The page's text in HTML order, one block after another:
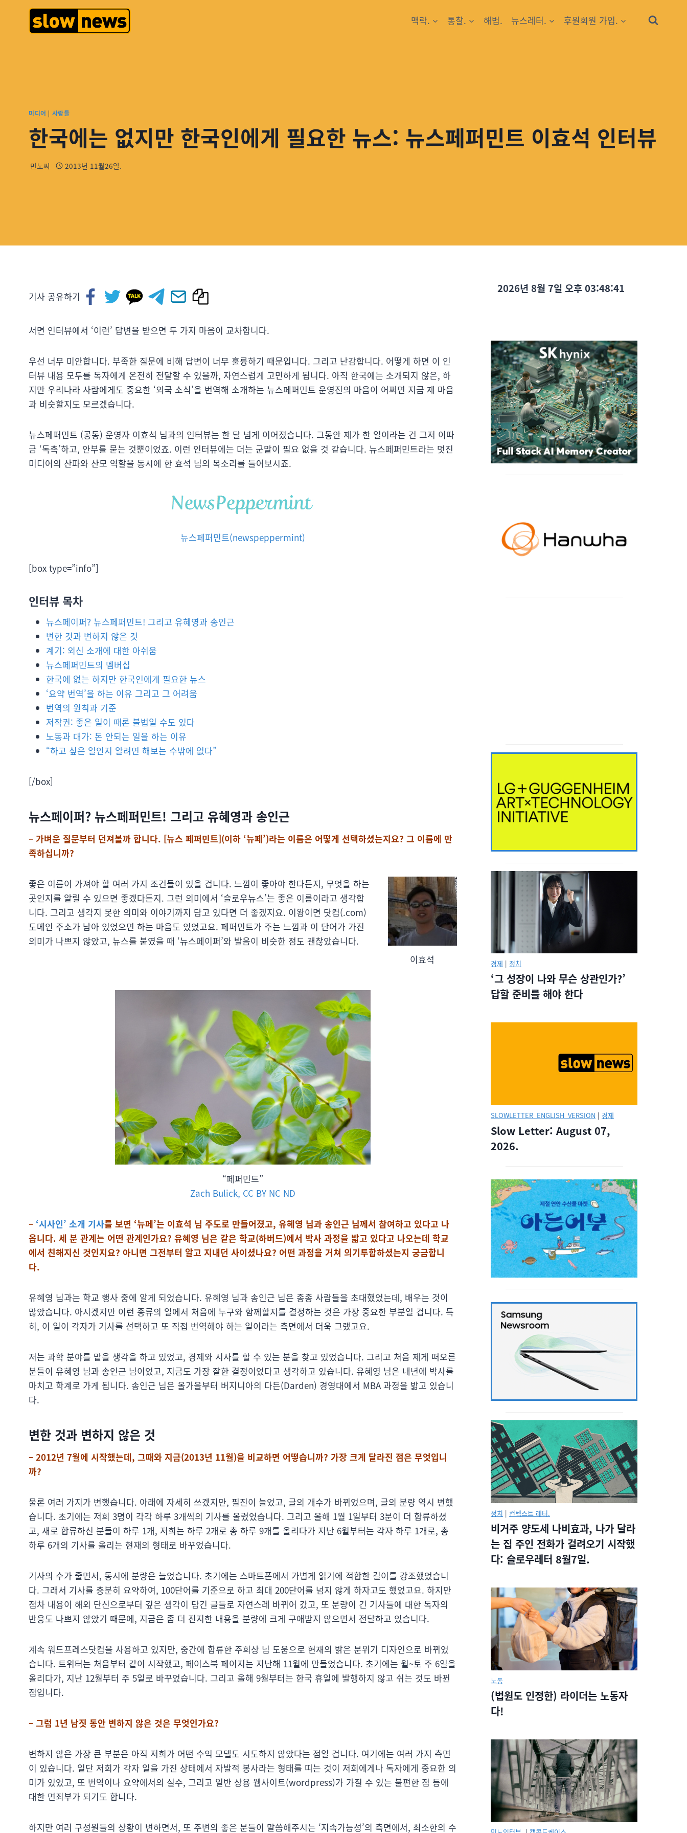
맥락. 통찰. 해법. 뉴스레터. 후원회원 가입.
미디어 | 사람들
한국에는 없지만 한국인에게 필요한 뉴스: 뉴스페퍼민트 이효석 인터뷰
민노씨 2013년 11월26일.
기사 공유하기
서면 인터뷰에서 ‘이런’ 답변을 받으면 두 가지 마음이 교차합니다.
우선 너무 미안합니다. 부족한 질문에 비해 답변이 너무 훌륭하기 때문입니다. 그리고 난감합니다. 어떻게 하면 이 인
터뷰 내용 모두를 독자에게 온전히 전달할 수 있을까, 자연스럽게 고민하게 됩니다. 아직 한국에는 소개되지 않은, 하
지만 우리나라 사람에게도 중요한 ‘외국 소식’을 번역해 소개하는 뉴스페퍼민트 운영진의 마음이 어쩌면 지금 제 마음
과 비슷할지도 모르겠습니다.
뉴스페퍼민트 (공동) 운영자 이효석 님과의 인터뷰는 한 달 넘게 이어졌습니다. 그동안 제가 한 일이라는 건 그저 이따
금 ‘독촉’하고, 안부를 묻는 것뿐이었죠. 이런 인터뷰에는 더는 군말이 필요 없을 것 같습니다. 뉴스페퍼민트라는 멋진
미디어의 산파와 산모 역할을 동시에 한 효석 님의 목소리를 들어보시죠.
뉴스페퍼민트(newspeppermint)
[box type=”info”]
인터뷰 목차
뉴스페이퍼? 뉴스페퍼민트! 그리고 유혜영과 송인근
변한 것과 변하지 않은 것
계기: 외신 소개에 대한 아쉬움
뉴스페퍼민트의 멤버십
한국에 없는 하지만 한국인에게 필요한 뉴스
‘요약 번역’을 하는 이유 그리고 그 어려움
번역의 원칙과 기준
저작권: 좋은 일이 때론 불법일 수도 있다
노동과 대가: 돈 안되는 일을 하는 이유
“하고 싶은 일인지 알려면 해보는 수밖에 없다”
[/box]
뉴스페이퍼? 뉴스페퍼민트! 그리고 유혜영과 송인근
– 가벼운 질문부터 던져볼까 합니다. [뉴스 페퍼민트](이하 ‘뉴페’)라는 이름은 어떻게 선택하셨는지요? 그 이름에 만
족하십니까?
이효석
좋은 이름이 가져야 할 여러 가지 조건들이 있을 겁니다. 느낌이 좋아야 한다든지, 무엇을 하는
곳인지를 알릴 수 있으면 좋겠다든지. 그런 의미에서 ‘슬로우뉴스’는 좋은 이름이라고 생각합
니다. 그리고 생각지 못한 의미와 이야기까지 담고 있다면 더 좋겠지요. 이왕이면 닷컴(.com)
도메인 주소가 남아 있었으면 하는 마음도 있었고요. 페퍼민트가 주는 느낌과 이 단어가 가진
의미가 나쁘지 않았고, 뉴스를 붙였을 때 ‘뉴스페이퍼’와 발음이 비슷한 점도 괜찮았습니다.
“페퍼민트”
Zach Bulick, CC BY NC ND
– ‘시사인’ 소개 기사를 보면 ‘뉴페’는 이효석 님 주도로 만들어졌고, 유혜영 님과 송인근 님께서 참여하고 있다고 나
옵니다. 세 분 관계는 어떤 관계인가요? 유혜영 님은 같은 학교(하버드)에서 박사 과정을 밟고 있다고 나오는데 학교
에서 친해지신 것인지요? 아니면 그전부터 알고 지내던 사이셨나요? 어떤 과정을 거쳐 의기투합하셨는지 궁금합니
다.
유혜영 님과는 학교 행사 중에 알게 되었습니다. 유혜영 님과 송인근 님은 종종 사람들을 초대했었는데, 배우는 것이
많았습니다. 아시겠지만 이런 종류의 일에서 처음에 누구와 함께할지를 결정하는 것은 가장 중요한 부분일 겁니다. 특
히, 이 일이 각자가 기사를 선택하고 또 직접 번역해야 하는 일이라는 측면에서 더욱 그랬고요.
저는 과학 분야를 맡을 생각을 하고 있었고, 경제와 시사를 할 수 있는 분을 찾고 있었습니다. 그리고 처음 제게 떠오른
분들이 유혜영 님과 송인근 님이었고, 지금도 가장 잘한 결정이었다고 생각하고 있습니다. 유혜영 님은 내년에 박사를
마치고 학계로 가게 됩니다. 송인근 님은 올가을부터 버지니아의 다든(Darden) 경영대에서 MBA 과정을 밟고 있습니
다.
변한 것과 변하지 않은 것
– 2012년 7월에 시작했는데, 그때와 지금(2013년 11월)을 비교하면 어떻습니까? 가장 크게 달라진 점은 무엇입니
까?
물론 여러 가지가 변했습니다. 아래에 자세히 쓰겠지만, 필진이 늘었고, 글의 개수가 바뀌었으며, 글의 분량 역시 변했
습니다. 초기에는 저희 3명이 각각 하루 3개씩의 기사를 올렸었습니다. 그리고 올해 1월 1일부터 3분이 더 합류하셨
고, 새로 합류하신 분들이 하루 1개, 저희는 하루 2개로 총 하루 9개를 올리다가 지난 6월부터는 각자 하루 1개로, 총
하루 6개의 기사를 올리는 현재의 형태로 바꾸었습니다.
기사의 수가 줄면서, 동시에 분량은 늘었습니다. 초기에는 스마트폰에서 가볍게 읽기에 적합한 길이를 강조했었습니
다. 그래서 기사를 충분히 요약하여, 100단어를 기준으로 하고 최대 200단어를 넘지 않게 하자고도 했었고요. 하지만
점차 내용이 해외 단신으로부터 깊은 생각이 담긴 글들로 자연스레 바뀌어 갔고, 또 분량이 긴 기사들에 대한 독자의
반응도 나쁘지 않았기 때문에, 지금은 좀 더 진지한 내용을 분량에 크게 구애받지 않으면서 전달하고 있습니다.
계속 워드프레스닷컴을 사용하고 있지만, 중간에 합류한 주희상 님 도움으로 현재의 밝은 분위기 디자인으로 바뀌었
습니다. 트위터는 처음부터 같이 시작했고, 페이스북 페이지는 지난해 11월에 만들었습니다. 초기에는 월~토 주 6일을
올리다가, 지난 12월부터 주 5일로 바꾸었습니다. 그리고 올해 9월부터는 한국 휴일에 발행하지 않고 쉬는 것도 바뀐
점입니다.
– 그럼 1년 남짓 동안 변하지 않은 것은 무엇인가요?
변하지 않은 가장 큰 부분은 아직 저희가 어떤 수익 모델도 시도하지 않았다는 점일 겁니다. 여기에는 여러 가지 측면
이 있습니다. 일단 저희가 각자 일을 가진 상태에서 자발적 봉사라는 형태를 띠는 것이 저희에게나 독자에게 중요한 의
미가 있었고, 또 번역이나 요약에서의 실수, 그리고 일반 상용 웹사이트(wordpress)가 가질 수 있는 불편한 점 등에
대한 면죄부가 되기도 합니다.
하지만 여러 구성원들의 상황이 변하면서, 또 주변의 좋은 분들이 말씀해주시는 ‘지속가능성’의 측면에서, 최소한의 수
2026년 8월 7일 오후 03:48:42
경제 | 정치
‘그 성장이 나와 무슨 상관인가?’
답할 준비를 해야 한다
SLOWLETTER_ENGLISH_VERSION | 경제
Slow Letter: August 07,
2026.
정치 | 컨텍스트 레터.
비거주 양도세 나비효과, 나가 달라
는 집 주인 전화가 걸려오기 시작했
다: 슬로우레터 8월7일.
노동
(법원도 인정한) 라이더는 노동자
다!